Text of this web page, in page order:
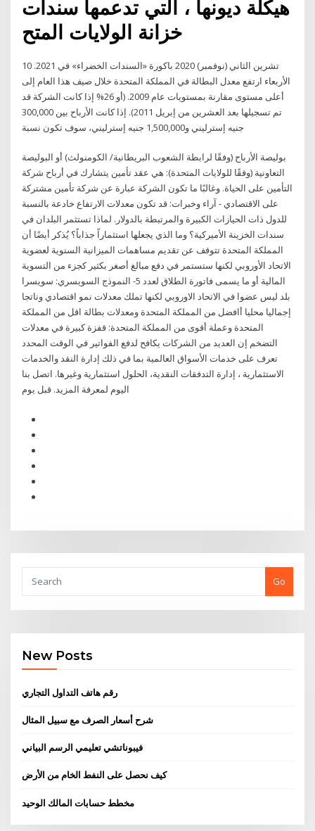
هيكلة ديونها ، التي تدعمها سندات
خزانة الولايات المتح
10 تشرين الثاني (نوفمبر) 2020 باكورة «السندات الخضراء» في 2021.
الأربعاء ارتفع معدل البطالة في المملكة المتحدة خلال صيف هذا العام إلى
أعلى مستوى مقارنة بمستويات عام 2009. (أو 26% إذا كانت الشركة قد
تم تسجيلها بعد العشرين من إبريل 2011). إذا كانت الأرباح بين 300,000
بوليصة الأرباح (وفقًا لرابطة الشعوب البريطانية/ الكومنولث) أو البوليصة
التعاونية (وفقًا للولايات المتحدة): هي عقد تأمين يتشارك في أرباح شركة
التأمين على الحياة. وغالبًا ما تكون الشركة عبارة عن شركة تأمين مشتركة
على الاقتصادي - آراء وخبرات: قد تكون معدلات الارتفاع خادعة بالنسبة
للدول ذات الحيازات الكبيرة والمرتبطة بالدولار. لماذا تستثمر البلدان في
سندات الخزينة الأميركية؟ وما الذي يجعلها استثماراً جذاباً؟ يُذكر أيضًا أن
المملكة المتحدة تتوقف عن تقديم مساهمات الميزانية السنوية لعضوية
الاتحاد الأوروبي لكنها ستستمر في دفع مبالغ أصغر بكثير كجزء من التسوية
المالية أو ما يسمى فاتورة الطلاق لعدد 5- النموذج السويسري: سويسرا
بلد ليس عضوا في الاتحاد الاوروبي لكنها تملك معدلات نمو اقتصادي وناتجا
إجماليا محليا أافضل من المملكة المتحدة ومعدلات بطالة اقل من المملكة
المتحدة وعملة أقوى من المملكة المتحدة: قفزة كبيرة في معدلات
التضخم إن العديد من الشركات يكافح لدفع الفواتير في الوقت المحدد
تعرف على خدمات الأسواق العالمية بما في ذلك إدارة النقد والخدمات
الاستثمارية ، إدارة التدفقات النقدية، الحلول استثمارية وغيرها. اتصل بنا
اليوم لمعرفة المزيد. قبل يوم
Go
New Posts
رقم هاتف التداول التجاري
شرح أسعار الصرف مع سبيل المثال
فيبوناتشي تعليمي الرسم البياني
كيف نحصل على النفط الخام من الأرض
مخطط حسابات المالك الوحيد